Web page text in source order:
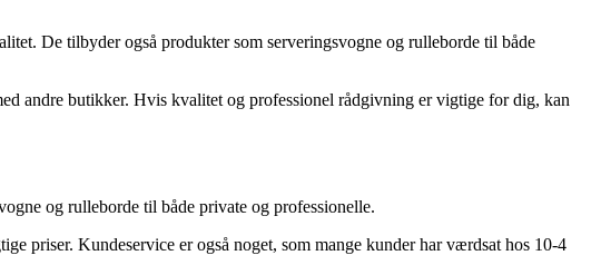
De tilbyder også produkter som serveringsvogne og rulleborde til både
andre butikker. Hvis kvalitet og professionel rådgivning er vigtige for dig, kan
og rulleborde til både private og professionelle.
priser. Kundeservice er også noget, som mange kunder har værdsat hos 10-4